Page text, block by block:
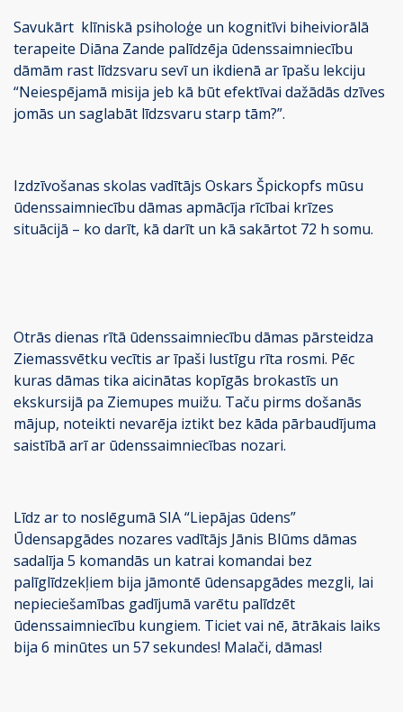
Savukārt klīniskā psiholoģe un kognitīvi biheiviorālā
terapeite Diāna Zande palīdzēja ūdenssaimniecību
dāmām rast līdzsvaru sevī un ikdienā ar īpašu lekciju
“Neiespējamā misija jeb kā būt efektīvai dažādās dzīves
jomās un saglabāt līdzsvaru starp tām?”.
Izdzīvošanas skolas vadītājs Oskars Špickopfs mūsu
ūdenssaimniecību dāmas apmācīja rīcībai krīzes
situācijā – ko darīt, kā darīt un kā sakārtot 72 h somu.
Otrās dienas rītā ūdenssaimniecību dāmas pārsteidza
Ziemassvētku vecītis ar īpaši lustīgu rīta rosmi. Pēc
kuras dāmas tika aicinātas kopīgās brokastīs un
ekskursijā pa Ziemupes muižu. Taču pirms došanās
mājup, noteikti nevarēja iztikt bez kāda pārbaudījuma
saistībā arī ar ūdenssaimniecības nozari.
Līdz ar to noslēgumā SIA “Liepājas ūdens”
Ūdensapgādes nozares vadītājs Jānis Blūms dāmas
sadalīja 5 komandās un katrai komandai bez
palīglīdzekļiem bija jāmontē ūdensapgādes mezgli, lai
nepieciešamības gadījumā varētu palīdzēt
ūdenssaimniecību kungiem. Ticiet vai nē, ātrākais laiks
bija 6 minūtes un 57 sekundes! Malači, dāmas!